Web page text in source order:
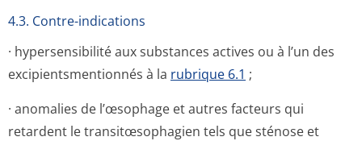
4.3. Contre-indications
· hypersensibilité aux substances actives ou à l’un des
excipientsmen­tionnés à la rubrique 6.1 ;
· anomalies de l’œsophage et autres facteurs qui
retardent le transitœsophagien tels que sténose et